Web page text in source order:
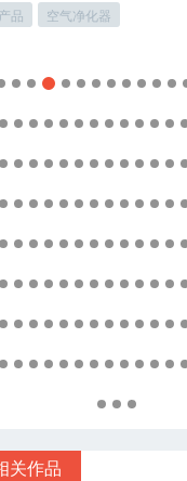
产品
空气净化器
关作品